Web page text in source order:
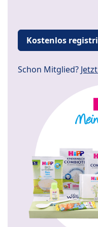
Kostenlos
Schon Mitglied?